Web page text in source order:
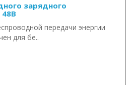
зарядного
передачи энергии
для бе..